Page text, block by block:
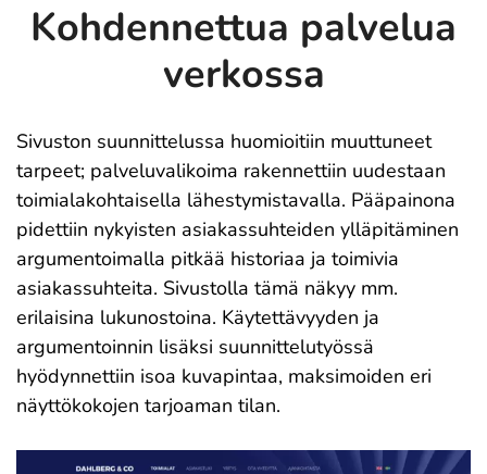
Kohdennettua palvelua
verkossa
Sivuston suunnittelussa huomioitiin muuttuneet
tarpeet; palveluvalikoima rakennettiin uudestaan
toimialakohtaisella lähestymistavalla. Pääpainona
pidettiin nykyisten asiakassuhteiden ylläpitäminen
argumentoimalla pitkää historiaa ja toimivia
asiakassuhteita. Sivustolla tämä näkyy mm.
erilaisina lukunostoina. Käytettävyyden ja
argumentoinnin lisäksi suunnittelutyössä
hyödynnettiin isoa kuvapintaa, maksimoiden eri
näyttökokojen tarjoaman tilan.